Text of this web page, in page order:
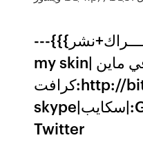
---{{{لايك+أشتــــــــــــراك+نشر}}}---
my skin| سكني في ماين
كرافت:http://bit.ly/1Pm35Ss
skype|سكايب|:Gamer_9996
Twitter